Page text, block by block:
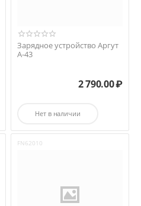
Зарядное устройство Аргут
А-43
2 790.00₽
Нет в наличии
FN62010